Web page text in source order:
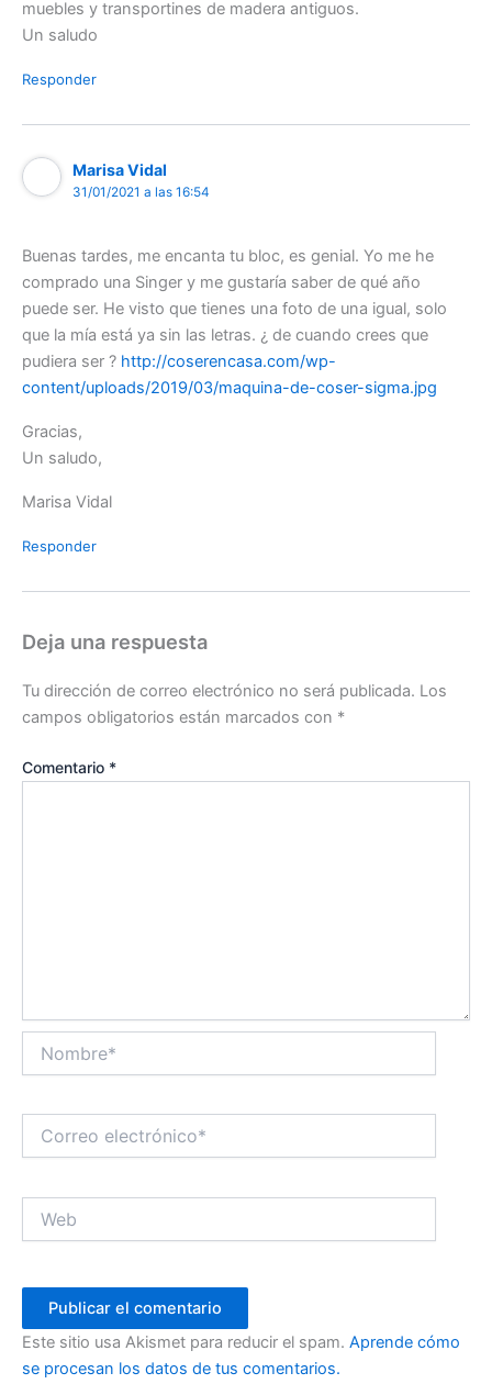
muebles y transportines de madera antiguos.
Un saludo
Responder
Marisa Vidal
31/01/2021 a las 16:54
Buenas tardes, me encanta tu bloc, es genial. Yo me he
comprado una Singer y me gustaría saber de qué año
puede ser. He visto que tienes una foto de una igual, solo
que la mía está ya sin las letras. ¿ de cuando crees que
pudiera ser ? http://coserencasa.com/wp-
content/uploads/2019/03/maquina-de-coser-sigma.jpg
Gracias,
Un saludo,
Marisa Vidal
Responder
Deja una respuesta
Tu dirección de correo electrónico no será publicada. Los
campos obligatorios están marcados con *
Comentario *
electrónico*
Este sitio usa Akismet para reducir el spam. Aprende cómo
se procesan los datos de tus comentarios.